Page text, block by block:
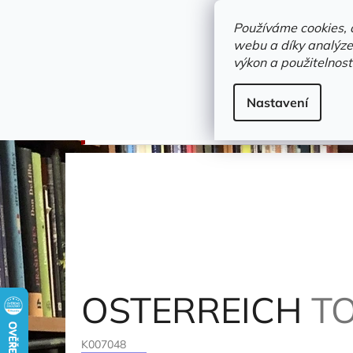
Používáme
webu a díky
výkon a
Nastavení
Novinky Trvalky a
cizojazyčné / other languages
Totschinger Gerhard, Schmolzer
OSTERREICH
K007048